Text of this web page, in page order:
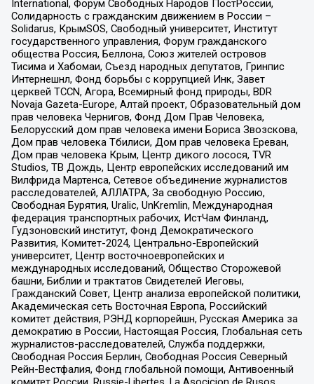
International, Форум Свободных Народов ПостРоссии,
Солидарность с гражданским движением в России –
Solidarus, КрымSOS, Свободный университет, Институт
государственного управления, Форум гражданского
общества Россия, Беллона, Союз жителей островов
Тисима и Хабомаи, Съезд народных депутатов, Гринпис
Интернешнл, Фонд борьбы с коррупцией Инк, Завет
церквей TCCN, Агора, Всемирный фонд природы, BDR
Novaja Gazeta-Europe, Алтай проект, Образовательный дом
прав человека Чернигов, Фонд Дом Прав Человека,
Белорусский дом прав человека имени Бориса Звозскова,
Дом прав человека Тбилиси, Дом прав человека Ереван,
Дом прав человека Крым, Центр дикого лосося, TVR
Studios, ТВ Дождь, Центр европейских исследований им
Вилфрида Мартенса, Сетевое объединение журналистов
расследователей, АЛЛАТРА, За свободную Россию,
Свободная Бурятия, Uralic, UnKremlin, Международная
федерация транспортных рабочих, ИстЧам Финланд,
Гудзоновский институт, Фонд Демократического
Развития, Комитет-2024, Центрально-Европейский
университет, Центр восточноевропейских и
международных исследований, Общество Сторожевой
башни, Библии и трактатов Свидетелей Иеговы,
Гражданский Совет, Центр анализа европейской политики,
Академическая сеть Восточная Европа, Российский
комитет действия, РЭНД корпорейшн, Русская Америка за
демократию в России, Настоящая Россия, Глобальная сеть
журналистов-расследователей, Служба поддержки,
Свободная Россия Берлин, Свободная Россия Северный
Рейн-Вестфалия, Фонд глобальной помощи, Антивоенный